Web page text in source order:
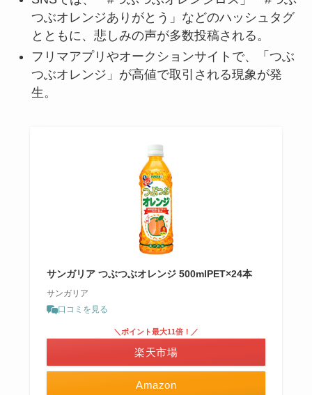
つぶオレンジありがとう」などのハッシュタグ
とともに、悲しみの声が多数投稿される。
フリマアプリやオークションサイトで、「つぶ
つぶオレンジ」が高値で取引される現象が発
生。
サンガリア つぶつぶオレンジ 500mlPET×24本
サンガリア
口コミを見る
Amazon
＼ポイント最大11倍！／
楽天市場